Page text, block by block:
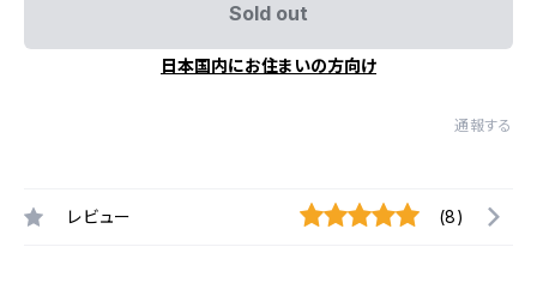
Sold out
日本国内にお住まいの方向け
通報する
レビュー (8)